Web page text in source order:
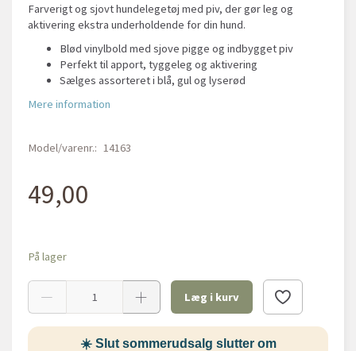
Farverigt og sjovt hundelegetøj med piv, der gør leg og
aktivering ekstra underholdende for din hund.
Blød vinylbold med sjove pigge og indbygget piv
Perfekt til apport, tyggeleg og aktivering
Sælges assorteret i blå, gul og lyserød
Mere information
Model/varenr.: 14163
49,00
På lager
Læg i kurv
☀️ Slut sommerudsalg slutter om